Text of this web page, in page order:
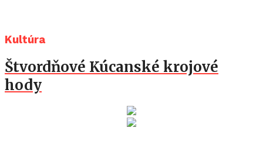
Kultúra
Štvordňové Kúcanské krojové
hody